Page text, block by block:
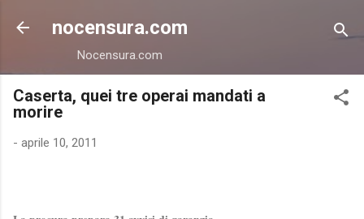
Passa ai contenuti principali
nocensura.com
Nocensura.com
Caserta, quei tre operai mandati a
morire
- aprile 10, 2011